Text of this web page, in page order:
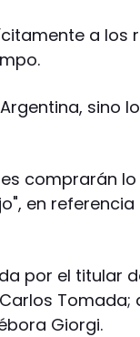
a los
sino
comprarán
en
por el titular
Tomada;
Giorgi.